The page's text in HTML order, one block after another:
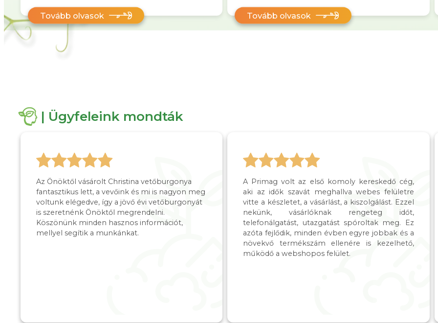
Tovább olvasok Tovább olvasok
| Ügyfeleink mondták
Az Önöktől vásárolt Christina vetőburgonya
fantasztikus lett, a vevőink és mi is nagyon meg
voltunk elégedve, így a jövő évi vetőburgonyát
is szeretnénk Önöktől megrendelni.
Köszönünk minden hasznos információt,
mellyel segítik a munkánkat.
A Primag volt az első komoly kereskedő cég,
aki az idők szavát meghallva webes felületre
vitte a készletet, a vásárlást, a kiszolgálást. Ezzel
nekünk, vásárlóknak rengeteg időt,
telefonálgatást, utazgatást spóroltak meg. Ez
azóta fejlődik, minden évben egyre jobbak és a
növekvő termékszám ellenére is kezelhető,
működő a webshopos felület.